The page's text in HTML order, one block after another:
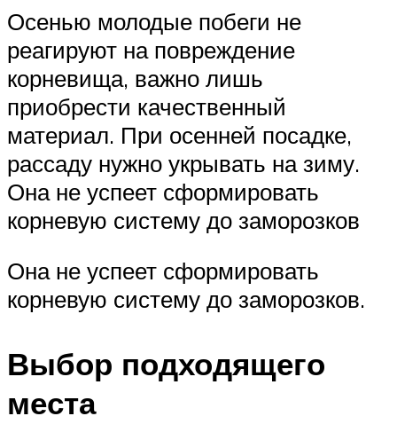
Осенью молодые побеги не
реагируют на повреждение
корневища, важно лишь
приобрести качественный
материал. При осенней посадке,
рассаду нужно укрывать на зиму.
Она не успеет сформировать
корневую систему до заморозков
Она не успеет сформировать
корневую систему до заморозков.
Выбор подходящего
места